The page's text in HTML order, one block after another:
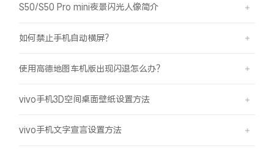
S50/S50 Pro mini夜景闪光人像简介
如何禁止手机自动横屏？
使用高德地图车机版出现闪退怎么办？
vivo手机3D空间桌面壁纸设置方法
vivo手机文字宣言设置方法